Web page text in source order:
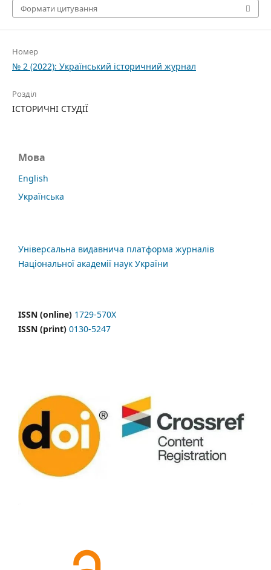
Формати цитування
Номер
№ 2 (2022): Український історичний журнал
Розділ
ІСТОРИЧНІ СТУДІЇ
Мова
English
Українська
Універсальна видавнича платформа журналів
Національної академії наук України
ISSN (online) 1729-570X
ISSN (print) 0130-5247